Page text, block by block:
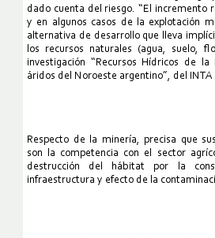
dado cuenta del riesgo. “El incremento
y en algunos casos de la explotación
alternativa de desarrollo que lleva
los recursos naturales (agua, suelo,
investigación “Recursos Hídricos de
áridos del Noroeste argentino”, del INTA
Respecto de la minería, precisa que
son la competencia con el sector
destrucción del hábitat por la
infraestructura y efecto de la